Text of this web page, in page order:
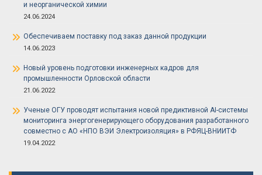
и неорганической химии
24.06.2024
Обеспечиваем поставку под заказ данной продукции
14.06.2023
Новый уровень подготовки инженерных кадров для
промышленности Орловской области
21.06.2022
Ученые ОГУ проводят испытания новой предиктивной AI-системы
мониторинга энергогенерирующего оборудования разработанного
совместно с АО «НПО ВЭИ Электроизоляция» в РФЯЦ-ВНИИТФ
19.04.2022